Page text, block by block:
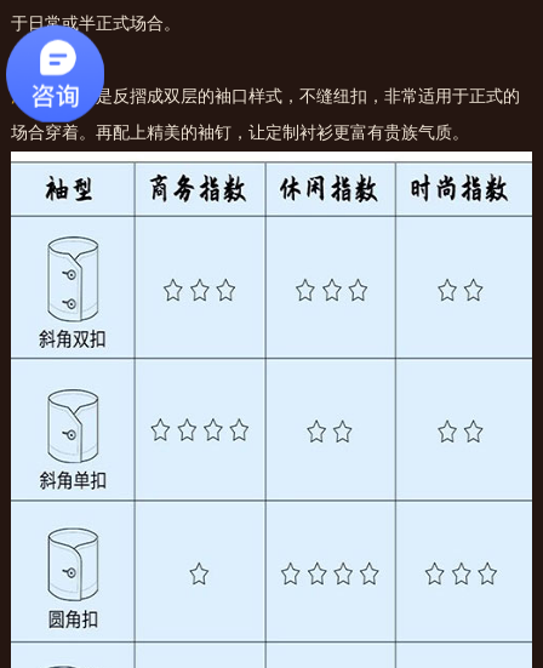
于日常或半正式场合。
法式袖，它是反摺成双层的袖口样式，不缝纽扣，非常适用于正式的
场合穿着。再配上精美的袖钉，让定制衬衫更富有贵族气质。